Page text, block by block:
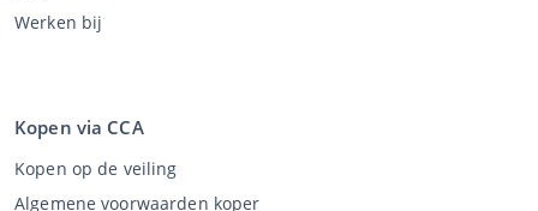
Werken bij
Kopen via CCA
Kopen op de veiling
Algemene voorwaarden koper